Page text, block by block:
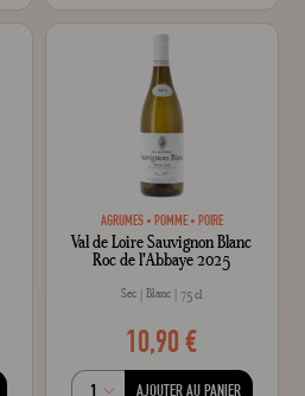
AGRUMES POMME POIRE
Val de Loire Sauvignon Blanc
Roc de l'Abbaye 2025
Sec Blanc 75 cl
10,90 €
AJOUTER AU PANIER